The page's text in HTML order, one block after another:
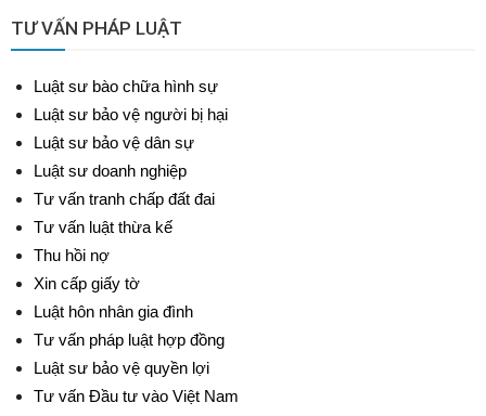
TƯ VẤN PHÁP LUẬT
Luật sư bào chữa hình sự
Luật sư bảo vệ người bị hại
Luật sư bảo vệ dân sự
Luật sư doanh nghiệp
Tư vấn tranh chấp đất đai
Tư vấn luật thừa kế
Thu hồi nợ
Xin cấp giấy tờ
Luật hôn nhân gia đình
Tư vấn pháp luật hợp đồng
Luật sư bảo vệ quyền lợi
Tư vấn Đầu tư vào Việt Nam